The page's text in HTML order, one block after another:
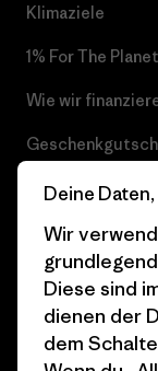
Klimaziele
1% For The Planet
Wie wir
Stores in deiner
© 2026 Patagonia,
Deine
Wir
Diese sind
dienen der
dem